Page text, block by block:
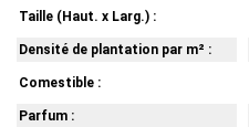
Taille (Haut. x Larg.) :
Densité de plantation par m² :
Comestible :
Parfum :